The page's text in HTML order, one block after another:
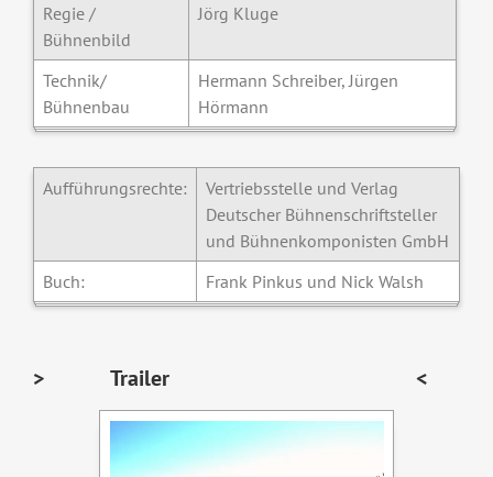
Regie /
Bühnenbild
Jörg Kluge
Technik/
Bühnenbau
Hermann Schreiber, Jürgen
Hörmann
Aufführungsrechte:
Vertriebsstelle und Verlag
Deutscher Bühnenschriftsteller
und Bühnenkomponisten GmbH
Buch:
Frank Pinkus und Nick Walsh
> Trailer <